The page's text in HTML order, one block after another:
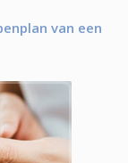
van een